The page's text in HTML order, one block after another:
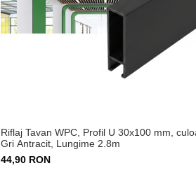
Riflaj Tavan WPC, Profil U 30x100 mm,
Gri Antracit, Lungime 2.8m
44,90 RON